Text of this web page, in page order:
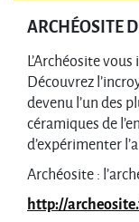
ARCHÉOSITE
L’Archéosite
Découvrez
devenu l’un des
céramiques de
d’expérimenter
Archéosite :
http://